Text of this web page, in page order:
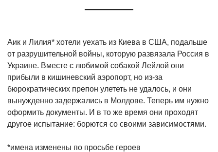
Аик и Лилия* хотели уехать из Киева в США, подальше
от разрушительной войны, которую развязала Россия в
Украине. Вместе с любимой собакой Лейлой они
прибыли в кишиневский аэропорт, но из-за
бюрократических препон улететь не удалось, и они
вынужденно задержались в Молдове. Теперь им нужно
оформить документы. И в то же время они проходят
другое испытание: борются со своими зависимостями.
*имена изменены по просьбе героев